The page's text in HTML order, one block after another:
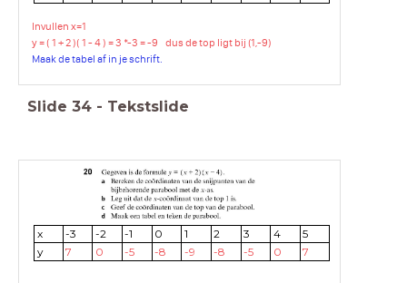
Invullen x=1
y = ( 1 + 2 )( 1 - 4 ) = 3 *-3 = -9 dus de top ligt bij (1,-9)
Maak de tabel af in je schrift.
Slide 34 - Tekstslide
x -3 -2 -1 0 1 2 3 4
5
y
7 0 -5 -8 -9 -8 -5 0 7